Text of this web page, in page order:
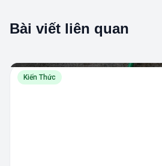
Bài viết liên quan
Kiến Thức